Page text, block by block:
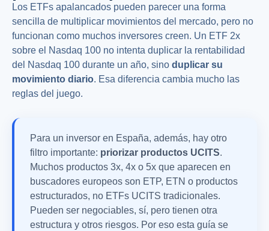
Los ETFs apalancados pueden parecer una forma
sencilla de multiplicar movimientos del mercado, pero no
funcionan como muchos inversores creen. Un ETF 2x
sobre el Nasdaq 100 no intenta duplicar la rentabilidad
del Nasdaq 100 durante un año, sino duplicar su
movimiento diario. Esa diferencia cambia mucho las
reglas del juego.
Para un inversor en España, además, hay otro
filtro importante: priorizar productos UCITS.
Muchos productos 3x, 4x o 5x que aparecen en
buscadores europeos son ETP, ETN o productos
estructurados, no ETFs UCITS tradicionales.
Pueden ser negociables, sí, pero tienen otra
estructura y otros riesgos. Por eso esta guía se